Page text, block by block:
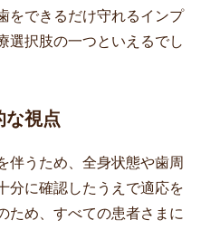
をできるだけ守れるインプ
選択肢の一つといえるでし
視点
伴うため、全身状態や歯周
分に確認したうえで適応を
ため、すべての患者さまに